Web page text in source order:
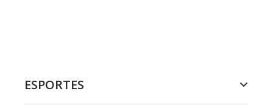
ESPORTES